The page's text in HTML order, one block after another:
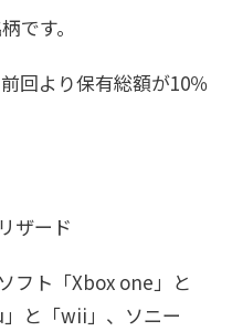
です。
回より保有総額が10％
ザード
フト「Xbox one」と
」と「wii」、ソニー